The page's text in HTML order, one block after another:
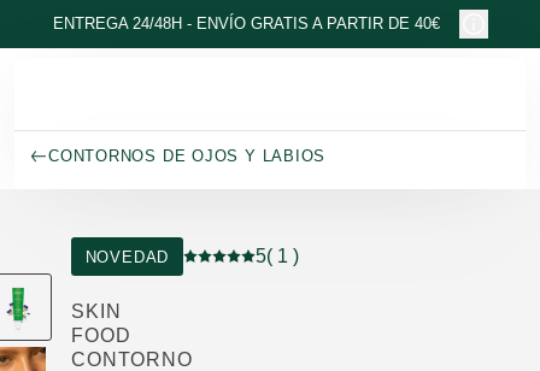
Ir al contenido principal
ENTREGA 24/48H - ENVÍO GRATIS A PARTIR DE 40€
CONTORNOS DE OJOS Y LABIOS
NOVEDAD
Puntuación: 5 / 5 estrellas 1 valoraciones
5( 1 )
SKIN
FOOD
CONTORNO